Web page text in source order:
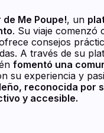
Me Poupe!, un
. Su viaje comenzó
consejos
A través de su
fomentó una
su experiencia y
reconocida por
y accesible.